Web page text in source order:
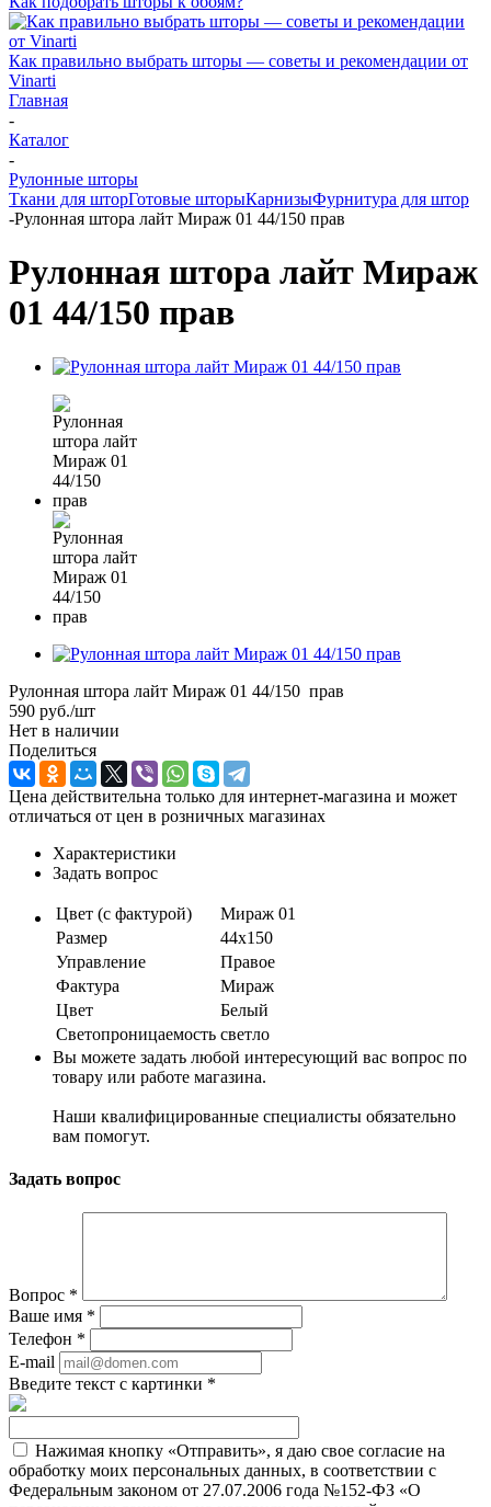
Как правильно выбрать шторы — советы и рекомендации от
Vinarti
Главная
-
Каталог
-
Рулонные шторы
Ткани для шторГотовые шторыКарнизыФурнитура для штор
-Рулонная штора лайт Мираж 01 44/150 прав
Рулонная штора лайт Мираж
01 44/150 прав
Рулонная штора лайт Мираж 01 44/150 прав
590 руб./шт
Нет в наличии
Поделиться
Цена действительна только для интернет-магазина и может
отличаться от цен в розничных магазинах
Характеристики
Задать вопрос
Цвет (с фактурой)
Мираж 01
Размер
44х150
Управление
Правое
Фактура
Мираж
Цвет
Белый
Светопроницаемость светло
Вы можете задать любой интересующий вас вопрос по
товару или работе магазина.
Наши квалифицированные специалисты обязательно
вам помогут.
Задать вопрос
Вопрос *
Ваше имя *
Телефон *
E-mail
Введите текст с картинки *
Нажимая кнопку «Отправить», я даю свое согласие на
обработку моих персональных данных, в соответствии с
Федеральным законом от 27.07.2006 года №152-ФЗ «О